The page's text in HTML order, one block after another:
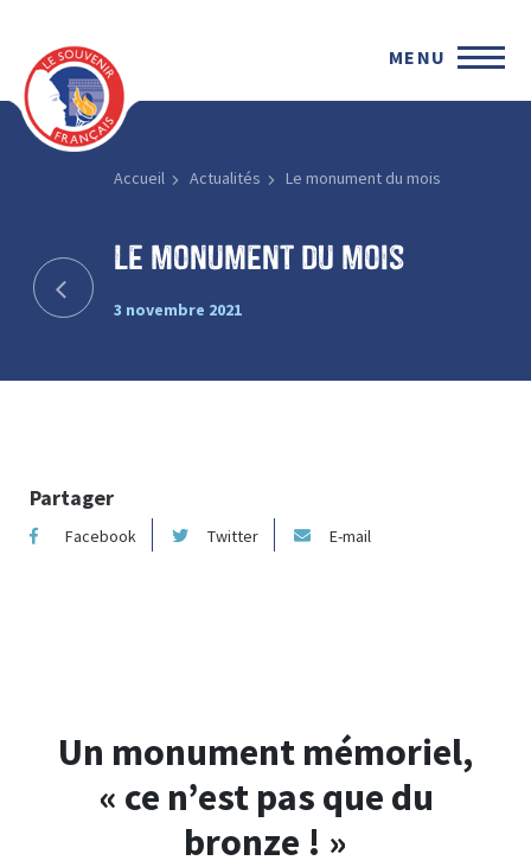
MENU
Accueil Actualités Le monument du mois
Le monument du mois
3 novembre 2021
Partager
Facebook Twitter E-mail
Un monument mémoriel,
« ce n’est pas que du
bronze ! »